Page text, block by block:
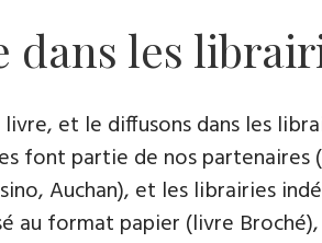
dans les
et le diffusons dans les
font partie de nos
Auchan), et les librairies
au format papier (livre